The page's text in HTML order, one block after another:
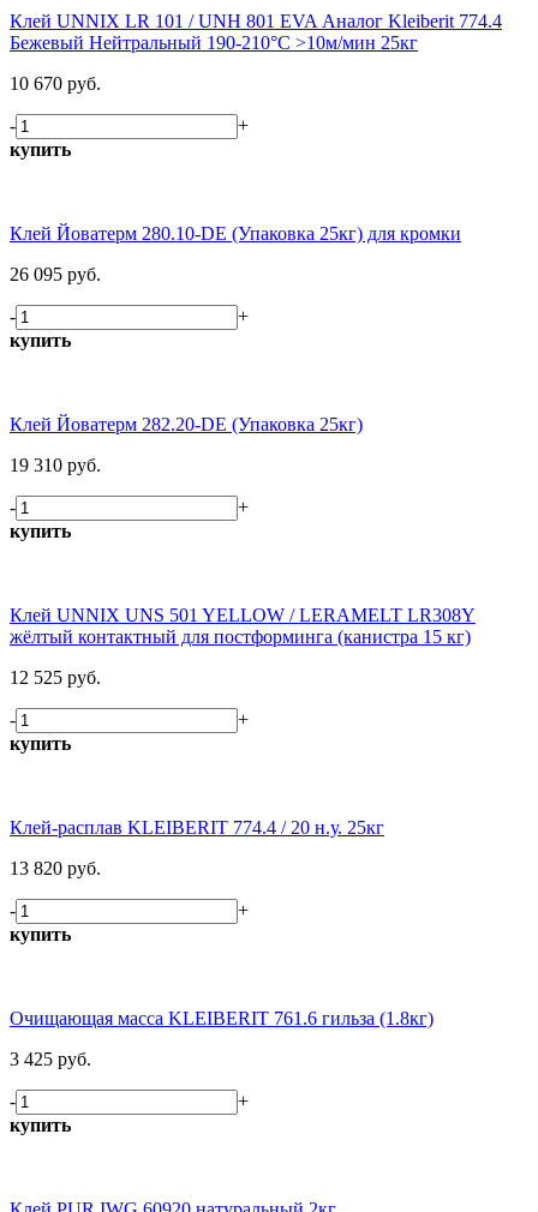
Клей UNNIX LR 101 / UNH 801 EVA Аналог Kleiberit 774.4
Бежевый Нейтральный 190-210°С >10м/мин 25кг
10 670 руб.
-
+
купить
Клей Йоватерм 280.10-DE (Упаковка 25кг) для кромки
26 095 руб.
-
+
купить
Клей Йоватерм 282.20-DE (Упаковка 25кг)
19 310 руб.
-
+
купить
Клей UNNIX UNS 501 YELLOW / LERAMELT LR308Y
жёлтый контактный для постформинга (канистра 15 кг)
12 525 руб.
-
+
купить
Клей-расплав KLEIBERIT 774.4 / 20 н.у. 25кг
13 820 руб.
-
+
купить
Очищающая масса KLEIBERIT 761.6 гильза (1.8кг)
3 425 руб.
-
+
купить